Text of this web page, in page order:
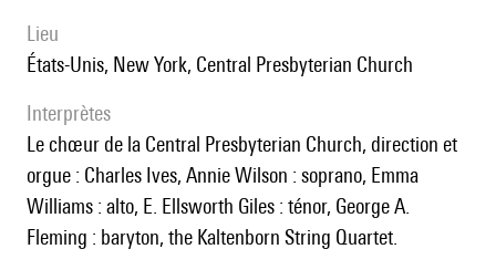
lieu
États-Unis, New York, Central Presbyterian Church
interprètes
le chœur de la Central Presbyterian Church, direction et
orgue : Charles Ives, Annie Wilson : soprano, Emma
Williams : alto, E. Ellsworth Giles : ténor, George A.
Fleming : baryton, the Kaltenborn String Quartet.